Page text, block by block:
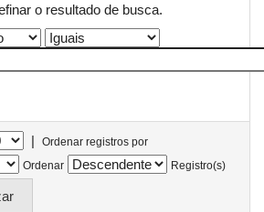
o resultado de busca.
|
Ordenar registros por
Ordenar
Registro(s)